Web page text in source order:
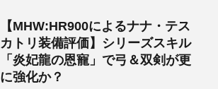
【MHW:HR900によるナナ・テス
カトリ装備評価】シリーズスキル
「炎妃龍の恩寵」で弓＆双剣が更
に強化か？